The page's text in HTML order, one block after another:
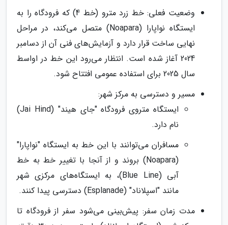
وضعیت فعلی: خط زرد مترو (خط 4) که فرودگاه را به
ایستگاه نواپارا (Noapara) متصل می‌کند، در مراحل
نهایی ساخت قرار دارد و آزمایش‌های فنی آن از دسامبر
2024 آغاز شده است. انتظار می‌رود این خط در اواسط
سال 2025 برای استفاده عمومی افتتاح شود.
مسیر و دسترسی به مرکز شهر:
ایستگاه متروی فرودگاه "جای هیند" (Jai Hind)
نام دارد.
مسافران می‌توانند با این خط به ایستگاه "نواپارا"
(Noapara) بروند و از آنجا با تغییر خط به خط
آبی (Blue Line)، به ایستگاه‌های مرکزی شهر
مانند "اسپلاناد" (Esplanade) دسترسی پیدا کنند.
مدت زمان سفر: پیش‌بینی می‌شود سفر از فرودگاه تا